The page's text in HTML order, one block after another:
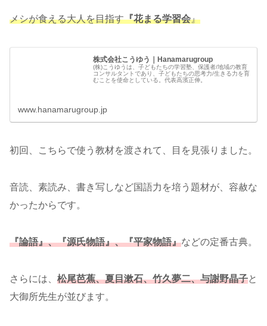
メシが食える大人を目指す『花まる学習会』
株式会社こうゆう｜Hanamarugroup
(株)こうゆうは、子どもたちの学習塾、保護者/地域の教育
コンサルタントであり、子どもたちの思考力/生きる力を育
むことを使命としている。代表高濱正伸。
www.hanamarugroup.jp
初回、こちらで使う教材を渡されて、目を見張りました。
音読、素読み、書き写しなど国語力を培う題材が、容赦な
かったからです。
『論語』、『源氏物語』、『平家物語』などの定番古典。
さらには、 松尾芭蕉、夏目漱石、竹久夢二、与謝野晶子と
大御所先生が並びます。